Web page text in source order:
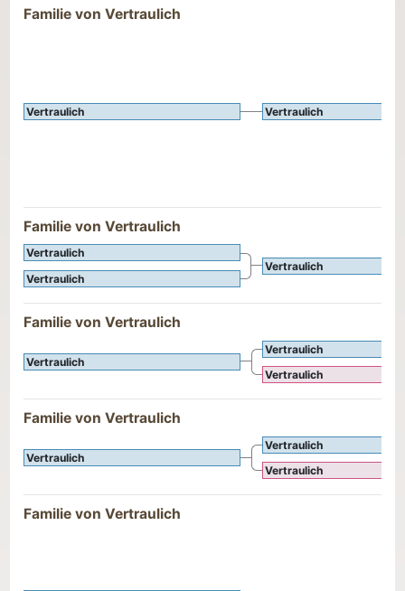
Familie von Vertraulich
Vertraulich Vertraulich
Familie von Vertraulich
Vertraulich
Vertraulich
Vertraulich
Familie von Vertraulich
Vertraulich
Vertraulich
Vertraulich
Familie von Vertraulich
Vertraulich
Vertraulich
Vertraulich
Familie von Vertraulich